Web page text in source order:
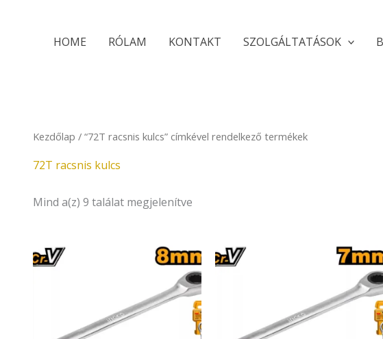
HOME RÓLAM KONTAKT SZOLGÁLTATÁSOK
Kezdőlap / “72T racsnis kulcs” címkével rendelkező termékek
72T racsnis kulcs
Mind a(z) 9 találat megjelenítve